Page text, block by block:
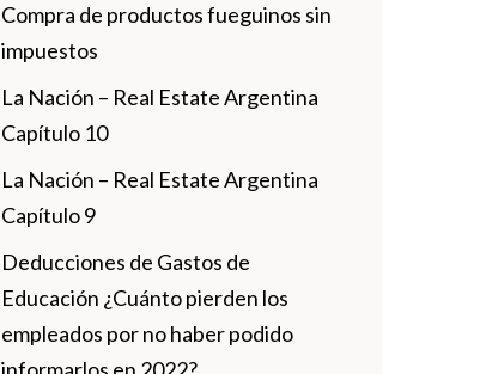
Compra de productos fueguinos sin
impuestos
La Nación – Real Estate Argentina
Capítulo 10
La Nación – Real Estate Argentina
Capítulo 9
Deducciones de Gastos de
Educación ¿Cuánto pierden los
empleados por no haber podido